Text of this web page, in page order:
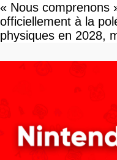
« Nous comprenons
officiellement à la
physiques en 2028,